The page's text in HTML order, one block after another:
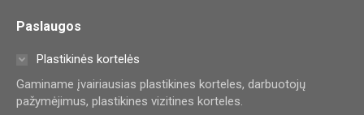
opens
new
window
opens
in
window
opens
in
new
window
Paslaugos
Plastikinės kortelės
Gaminame įvairiausias plastikines korteles, darbuotojų
pažymėjimus, plastikines vizitines korteles.